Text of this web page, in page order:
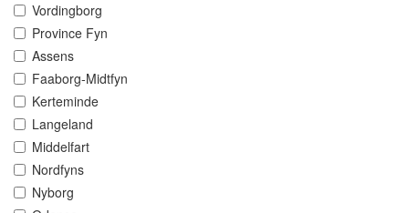
Vordingborg
Province Fyn
Assens
Faaborg-Midtfyn
Kerteminde
Langeland
Middelfart
Nordfyns
Nyborg